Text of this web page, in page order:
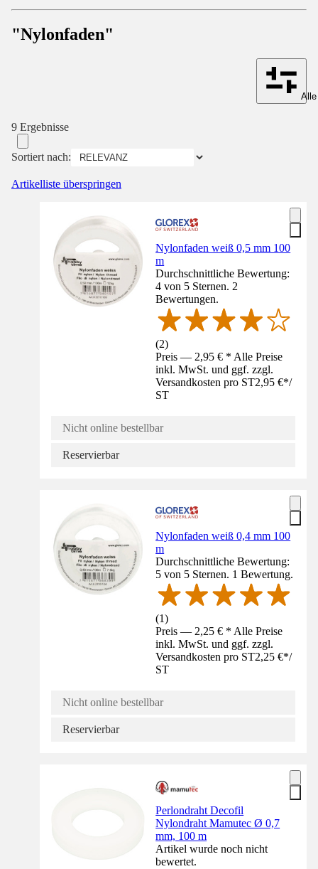
"Nylonfaden"
9 Ergebnisse
Sortiert nach:
Artikelliste überspringen
Nylonfaden weiß 0,5 mm 100
m
Durchschnittliche Bewertung:
4 von 5 Sternen. 2
Bewertungen.
(2)
Preis — 2,95 € * Alle Preise
inkl. MwSt. und ggf. zzgl.
Versandkosten pro ST2,95 €*/
ST
Nicht online bestellbar
Reservierbar
Nylonfaden weiß 0,4 mm 100
m
Durchschnittliche Bewertung:
5 von 5 Sternen. 1 Bewertung.
(1)
Preis — 2,25 € * Alle Preise
inkl. MwSt. und ggf. zzgl.
Versandkosten pro ST2,25 €*/
ST
Nicht online bestellbar
Reservierbar
Perlondraht Decofil
Nylondraht Mamutec Ø 0,7
mm, 100 m
Artikel wurde noch nicht
bewertet.